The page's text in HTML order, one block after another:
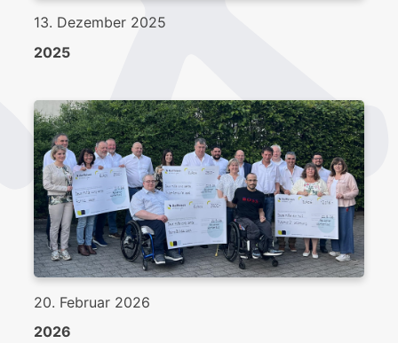
13. Dezember 2025
2025
20. Februar 2026
2026